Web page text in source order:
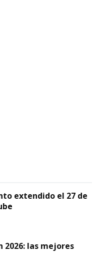
extendido el 27 de
2026: las mejores